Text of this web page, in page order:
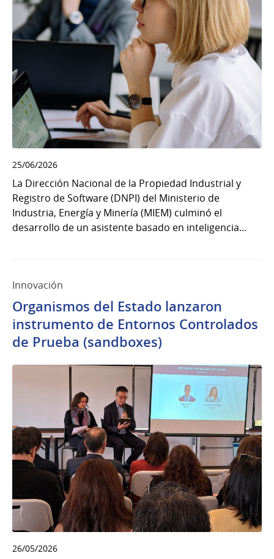
25/06/2026
La Dirección Nacional de la Propiedad Industrial y
Registro de Software (DNPI) del Ministerio de
Industria, Energía y Minería (MIEM) culminó el
desarrollo de un asistente basado en inteligencia...
Innovación
Organismos del Estado lanzaron
instrumento de Entornos Controlados
de Prueba (sandboxes)
26/05/2026